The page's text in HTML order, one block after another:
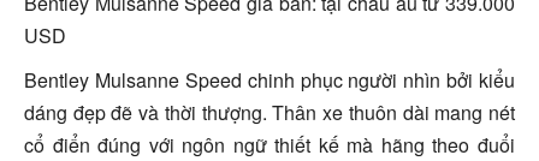
USD
Bentley Mulsanne Speed chinh phục người nhìn bởi kiểu
dáng đẹp đẽ và thời thượng. Thân xe thuôn dài mang nét
cổ điển đúng với ngôn ngữ thiết kế mà hãng theo đuổi